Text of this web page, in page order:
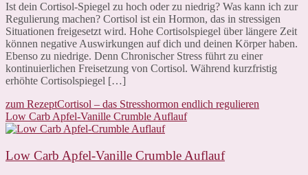
Ist dein Cortisol-Spiegel zu hoch oder zu niedrig? Was kann ich zur
Regulierung machen? Cortisol ist ein Hormon, das in stressigen
Situationen freigesetzt wird. Hohe Cortisolspiegel über längere Zeit
können negative Auswirkungen auf dich und deinen Körper haben.
Ebenso zu niedrige. Denn Chronischer Stress führt zu einer
kontinuierlichen Freisetzung von Cortisol. Während kurzfristig
erhöhte Cortisolspiegel […]
zum RezeptCortisol – das Stresshormon endlich regulieren
Low Carb Apfel-Vanille Crumble Auflauf
Low Carb Apfel-Vanille Crumble Auflauf